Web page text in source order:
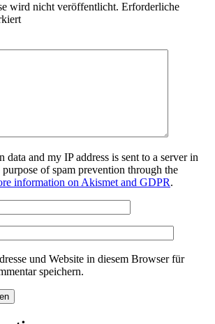
wird nicht veröffentlicht. Erforderliche
data and my IP address is sent to a server in
of spam prevention through the
information on Akismet and GDPR.
und Website in diesem Browser für
speichern.